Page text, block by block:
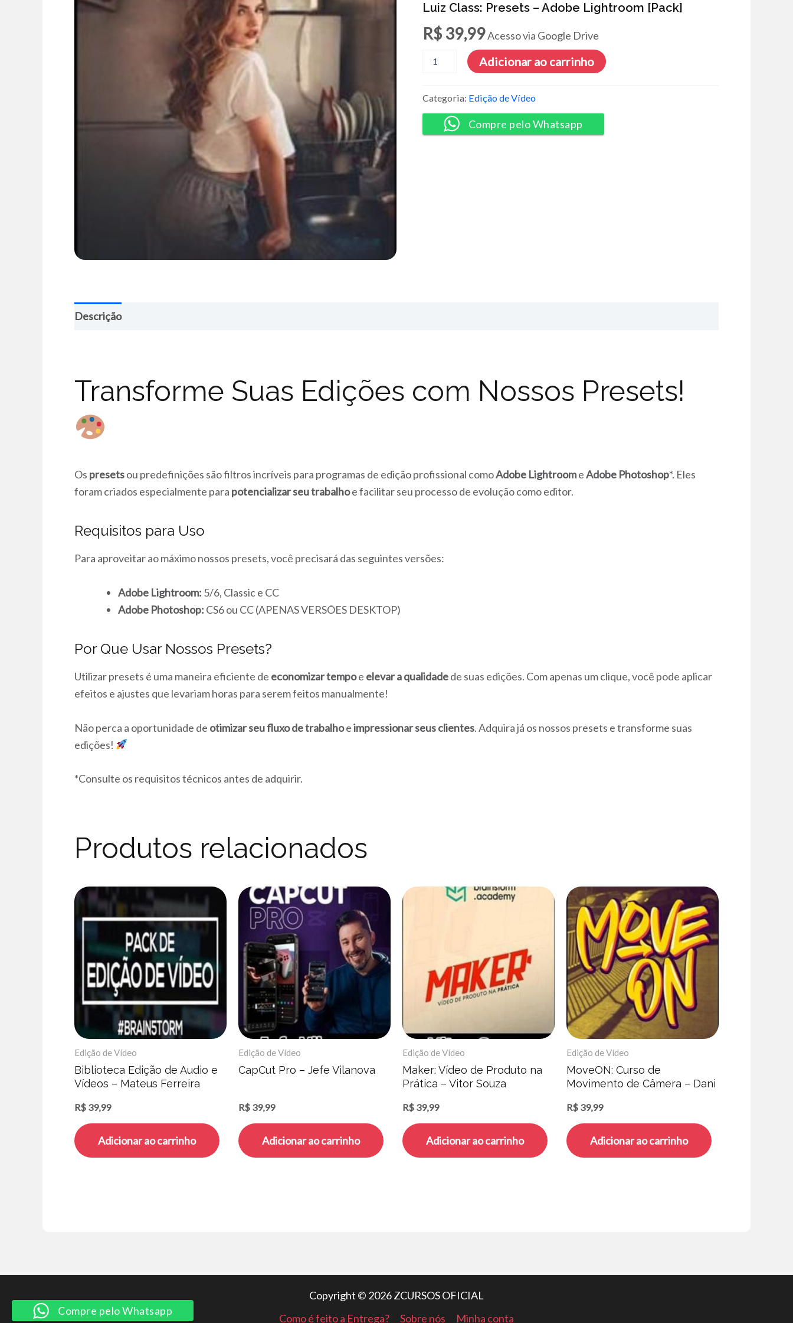
Luiz Class: Presets – Adobe Lightroom [Pack]
R$39,99Acesso via Google Drive
Class:
Adobe
Lightroom
[Pack]
quantidade
Adicionar ao carrinho
Categoria: Edição de Vídeo
Compre pelo Whatsapp
Descrição
Transforme Suas Edições com Nossos Presets!
Os presetsou predefinições são filtros incríveis para programas de edição profissional comoAdobe LightroomeAdobe Photoshop*. Eles
foram criados especialmente para potencializar seu trabalhoe facilitar seu processo de evolução como editor.
Requisitos para Uso
Para aproveitar ao máximo nossos presets, você precisará das seguintes versões:
Adobe Lightroom: 5/6, Classic e CC
Adobe Photoshop: CS6 ou CC (APENAS VERSÕES DESKTOP)
Por Que Usar Nossos Presets?
Utilizar presets é uma maneira eficiente de economizar tempoe elevar a qualidadede suas edições. Com apenas um clique, você pode aplicar
efeitos e ajustes que levariam horas para serem feitos manualmente!
Não perca a oportunidade de otimizar seu fluxo de trabalhoeimpressionar seus clientes. Adquira já os nossos presets e transforme suas
edições!
*Consulte os requisitos técnicos antes de adquirir.
Produtos relacionados
Edição de Vídeo
Biblioteca Edição de Audio e
Vídeos – Mateus Ferreira
R$ 39,99
Adicionar ao carrinho
Edição de Vídeo
CapCut Pro – Jefe Vilanova
R$ 39,99
Adicionar ao carrinho
Edição de Vídeo
Maker: Vídeo de Produto na
Prática – Vitor Souza
R$ 39,99
Adicionar ao carrinho
Edição de Vídeo
MoveON: Curso de
Movimento de Câmera – Dani
R$ 39,99
Adicionar ao carrinho
Copyright © 2026 ZCURSOS OFICIAL
Como é feito a Entrega?
Sobre nós Minha conta
Compre pelo Whatsapp